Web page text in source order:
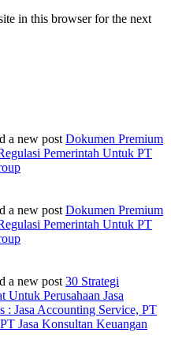
in this browser for the next
a new post Dokumen Premium
Pemerintah Untuk PT
a new post Dokumen Premium
Pemerintah Untuk PT
a new post 30 Strategi
Untuk Perusahaan Jasa
: Jasa Accounting Service, PT
Jasa Konsultan Keuangan